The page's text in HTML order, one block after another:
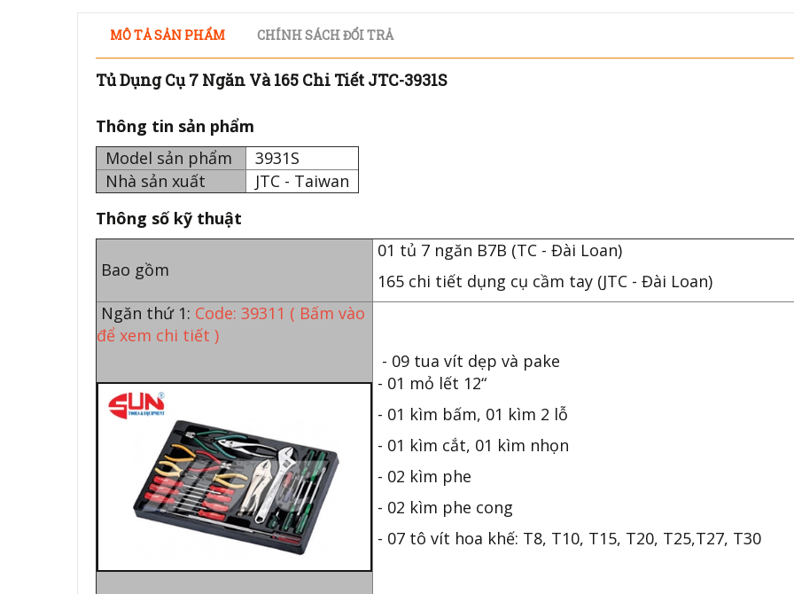
MÔ TẢ SẢN PHẨM CHÍNH SÁCH ĐỔI TRẢ
Tủ Dụng Cụ 7 Ngăn Và 165 Chi Tiết JTC-3931S
Thông tin sản phẩm
Model sản phẩm
3931S
Nhà sản xuất
JTC - Taiwan
Thông số kỹ thuật
Bao gồm
01 tủ 7 ngăn B7B (TC - Đài Loan)
165 chi tiết dụng cụ cầm tay (JTC - Đài Loan)
Ngăn thứ 1: Code: 39311 ( Bấm vào
để xem chi tiết )
- 09 tua vít dẹp và pake
- 01 mỏ lết 12“
- 01 kìm bấm, 01 kìm 2 lỗ
- 01 kìm cắt, 01 kìm nhọn
- 02 kìm phe
- 02 kìm phe cong
- 07 tô vít hoa khế: T8, T10, T15, T20, T25,T27, T30